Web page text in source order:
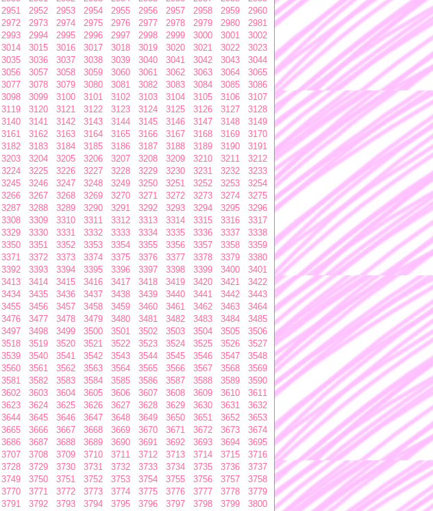
2951 2952 2953 2954 2955 2956 2957 2958 2959
2960
2972 2973 2974 2975 2976 2977 2978 2979 2980
2981
2993 2994 2995 2996 2997 2998 2999 3000 3001
3002
3014 3015 3016 3017 3018 3019 3020 3021 3022
3023
3035 3036 3037 3038 3039 3040 3041 3042 3043
3044
3056 3057 3058 3059 3060 3061 3062 3063 3064
3065
3077 3078 3079 3080 3081 3082 3083 3084 3085
3086
3098 3099 3100 3101 3102 3103 3104 3105 3106
3107
3119 3120 3121 3122 3123 3124 3125 3126 3127
3128
3140 3141 3142 3143 3144 3145 3146 3147 3148
3149
3161 3162 3163 3164 3165 3166 3167 3168 3169
3170
3182 3183 3184 3185 3186 3187 3188 3189 3190
3191
3203 3204 3205 3206 3207 3208 3209 3210 3211
3212
3224 3225 3226 3227 3228 3229 3230 3231 3232
3233
3245 3246 3247 3248 3249 3250 3251 3252 3253
3254
3266 3267 3268 3269 3270 3271 3272 3273 3274
3275
3287 3288 3289 3290 3291 3292 3293 3294 3295
3296
3308 3309 3310 3311 3312 3313 3314 3315 3316
3317
3329 3330 3331 3332 3333 3334 3335 3336 3337
3338
3350 3351 3352 3353 3354 3355 3356 3357 3358
3359
3371 3372 3373 3374 3375 3376 3377 3378 3379
3380
3392 3393 3394 3395 3396 3397 3398 3399 3400
3401
3413 3414 3415 3416 3417 3418 3419 3420 3421
3422
3434 3435 3436 3437 3438 3439 3440 3441 3442
3443
3455 3456 3457 3458 3459 3460 3461 3462 3463
3464
3476 3477 3478 3479 3480 3481 3482 3483 3484
3485
3497 3498 3499 3500 3501 3502 3503 3504 3505
3506
3518 3519 3520 3521 3522 3523 3524 3525 3526
3527
3539 3540 3541 3542 3543 3544 3545 3546 3547
3548
3560 3561 3562 3563 3564 3565 3566 3567 3568
3569
3581 3582 3583 3584 3585 3586 3587 3588 3589
3590
3602 3603 3604 3605 3606 3607 3608 3609 3610
3611
3623 3624 3625 3626 3627 3628 3629 3630 3631
3632
3644 3645 3646 3647 3648 3649 3650 3651 3652
3653
3665 3666 3667 3668 3669 3670 3671 3672 3673
3674
3686 3687 3688 3689 3690 3691 3692 3693 3694
3695
3707 3708 3709 3710 3711 3712 3713 3714 3715
3716
3728 3729 3730 3731 3732 3733 3734 3735 3736
3737
3749 3750 3751 3752 3753 3754 3755 3756 3757
3758
3770 3771 3772 3773 3774 3775 3776 3777 3778
3779
3791 3792 3793 3794 3795 3796 3797 3798 3799 3800